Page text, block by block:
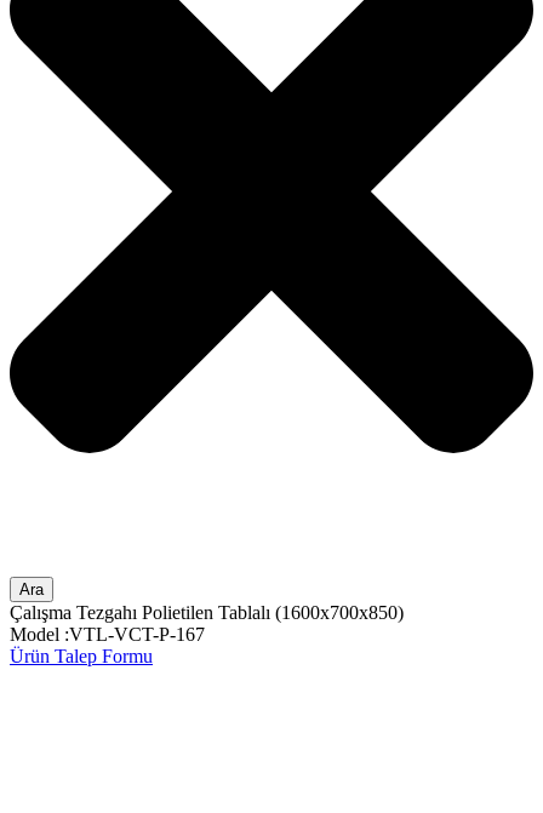
Ara
Çalışma Tezgahı Polietilen Tablalı (1600x700x850)
Model :VTL-VCT-P-167
Ürün Talep Formu